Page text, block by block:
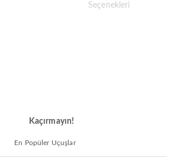
Kaçırmayın!
En Popüler Uçuşlar